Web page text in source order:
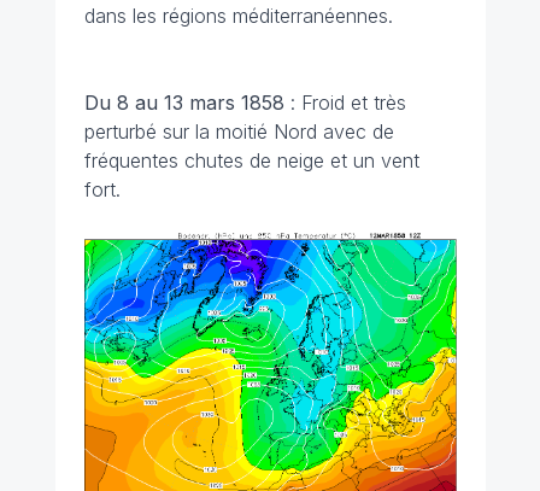
dans les régions méditerranéennes.
Du 8 au 13 mars 1858 : Froid et très
perturbé sur la moitié Nord avec de
fréquentes chutes de neige et un vent
fort.